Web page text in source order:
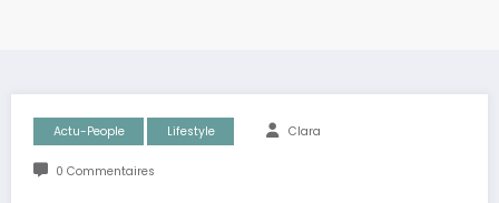
Actu-People Lifestyle Clara
0 Commentaires